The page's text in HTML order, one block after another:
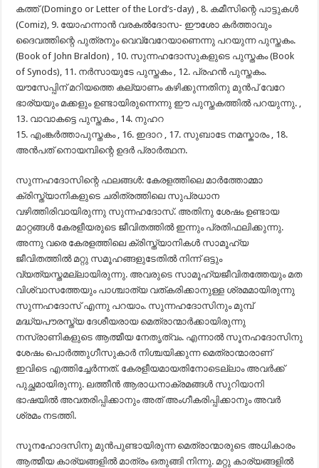
കത്ത്‌ (Domingo or Letter of the Lord’s-day) , 8. കമീസിന്റെ പാട്ടുകൾ
(Comiz), 9. യോഹന്നാൻ വരകൽദോസ- ഈശോ കർത്താവും
ദൈവത്തിന്റെ പുത്രനും വെവ്വേറേയാണെന്നു പറയുന്ന പുസ്തകം.
(Book of John Braldon) , 10. സുന്നഹദോസുകളുടെ പുസ്തകം (Book
of Synods), 11. നർസായുടേ പുസ്തകം , 12. പ്രഹൻ പുസ്തകം.
യൗസേപ്പിന്‌ മറിയത്തെ കല്യാണം കഴിക്കുന്നതിനു മുൻപ്‌ വേറേ
ഭാര്യയും മക്കളും ഉണ്ടായിരുന്നെന്നു ഈ പുസ്തകത്തിൽ പറയുന്നു. ,
13. വാവാകട്ടെ പുസ്തകം , 14. നുഹറ
15. എംങ്കർത്താപുസ്തകം , 16. ഇദാറ , 17. സുബാടേ നമസ്കാരം , 18.
അൻപത്‌ നൊയമ്പിന്റെ ഉദർ പ്രാർത്ഥന.
സുന്നഹദോസിന്റെ ഫലങ്ങൾ: കേരളത്തിലെ മാർത്തോമ്മാ
ക്രിസ്ത്യാനികളുടെ ചരിത്രത്തിലെ സുപ്രധാന
വഴിത്തിരിവായിരുന്നു സുന്നഹദോസ്. അതിനു ശേഷം ഉണ്ടായ
മാറ്റങ്ങൾ കേരളീയരുടെ ജീവിതത്തിൽ ഇന്നും പ്രതിഫലിക്കുന്നു.
അന്നു വരെ കേരളത്തിലെ ക്രിസ്ത്യാനികൾ സാമൂഹ്യ
ജീവിതത്തിൽ മറ്റു സമൂഹങ്ങളുടേതിൽ നിന്ന് ഒട്ടും
വ്യത്യസ്തമല്ലായിരുന്നു. അവരുടെ സാമൂഹ്യജീവിതത്തേയും മത
വിശ്വാസത്തേയും പാശ്ചാത്യ വത്കരിക്കാനുള്ള ശ്രമമായിരുന്നു
സുന്നഹദോസ് എന്നു പറയാം. സുന്നഹദോസിനും മുമ്പ്
മദ്ധ്യപൗരസ്ത്യ ദേശീയരായ മെത്രാന്മാർക്കായിരുന്നു
നസ്രാണികളുടെ ‍ആത്മീയ നേതൃത്വം. എന്നാൽ സൂനഹദോസിനു
ശേഷം പൊർത്തുഗീസുകാർ നിശ്ചയിക്കുന്ന മെത്രാന്മാരാണ്
ഇവിടെ എത്തിച്ചേർന്നത്. കേരളീയമായതിനോടെല്ലാം അവർക്ക്
പുച്ഛമായിരുന്നു. ലത്തീൻ ആരാധനാക്രമങ്ങൾ സുറിയാനി
ഭാഷയിൽ അവതരിപ്പിക്കാനും അത് അംഗീകരിപ്പിക്കാനും അവർ
ശ്രമം നടത്തി.
സൂനഹോദസിനു മുൻപുണ്ടായിരുന്ന മെത്രാന്മാരുടെ അധികാരം
ആത്മീയ കാര്യങ്ങളിൽ മാത്രം ഒതുങ്ങി നിന്നു. മറ്റു കാര്യങ്ങളിൽ